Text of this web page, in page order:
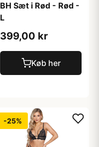
BH Sæt i Rød - Rød -
L
399,00 kr
Køb her
-25%